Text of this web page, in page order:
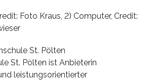
Foto Kraus, 2) Computer, Credit:
St. Pölten
St. Pölten ist Anbieterin
leistungsorientierter